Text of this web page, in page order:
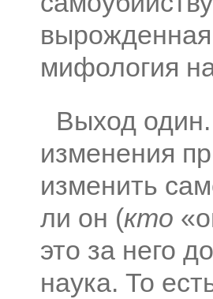
вырожденная
мифология
Выход
изменения
изменить
ли он (кто
это за него
наука. То